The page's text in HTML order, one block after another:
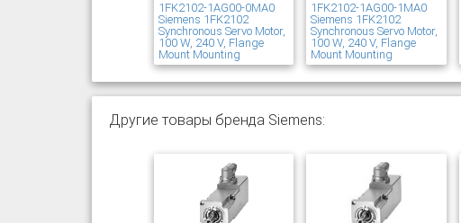
1FK2102-1AG00-0MA0
Siemens 1FK2102
Synchronous Servo Motor,
100 W, 240 V, Flange
Mount Mounting
1FK2102-1AG00-1MA0
Siemens 1FK2102
Synchronous Servo Motor,
100 W, 240 V, Flange
Mount Mounting
Другие товары бренда Siemens: